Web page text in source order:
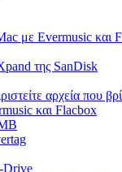
με Evermusic και
της SanDisk
αρχεία που
και Flacbox
Drive